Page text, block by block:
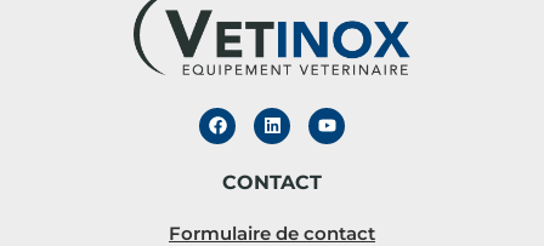
CONTACT
Formulaire de contact